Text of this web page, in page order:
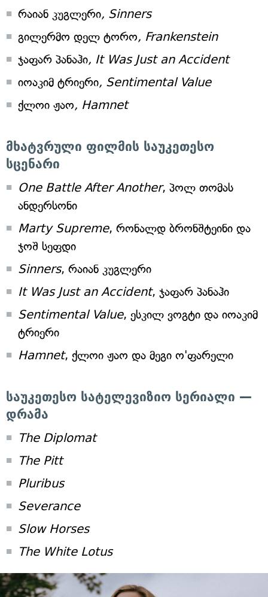
რაიან კუგლერი, Sinners
გილერმო დელ ტორო, Frankenstein
ჯაფარ პანაჰი, It Was Just an Accident
იოაკიმ ტრიერი, Sentimental Value
ქლოი ჟაო, Hamnet
მხატვრული ფილმის საუკეთესო
სცენარი
One Battle After Another, პოლ თომას
ანდერსონი
Marty Supreme, რონალდ ბრონშტეინი და
ჯოშ სეფდი
Sinners, რაიან კუგლერი
It Was Just an Accident, ჯაფარ პანაჰი
Sentimental Value, ესკილ ვოგტი და იოაკიმ
ტრიერი
Hamnet, ქლოი ჟაო და მეგი ო'ფარელი
საუკეთესო სატელევიზიო სერიალი —
დრამა
The Diplomat
The Pitt
Pluribus
Severance
Slow Horses
The White Lotus